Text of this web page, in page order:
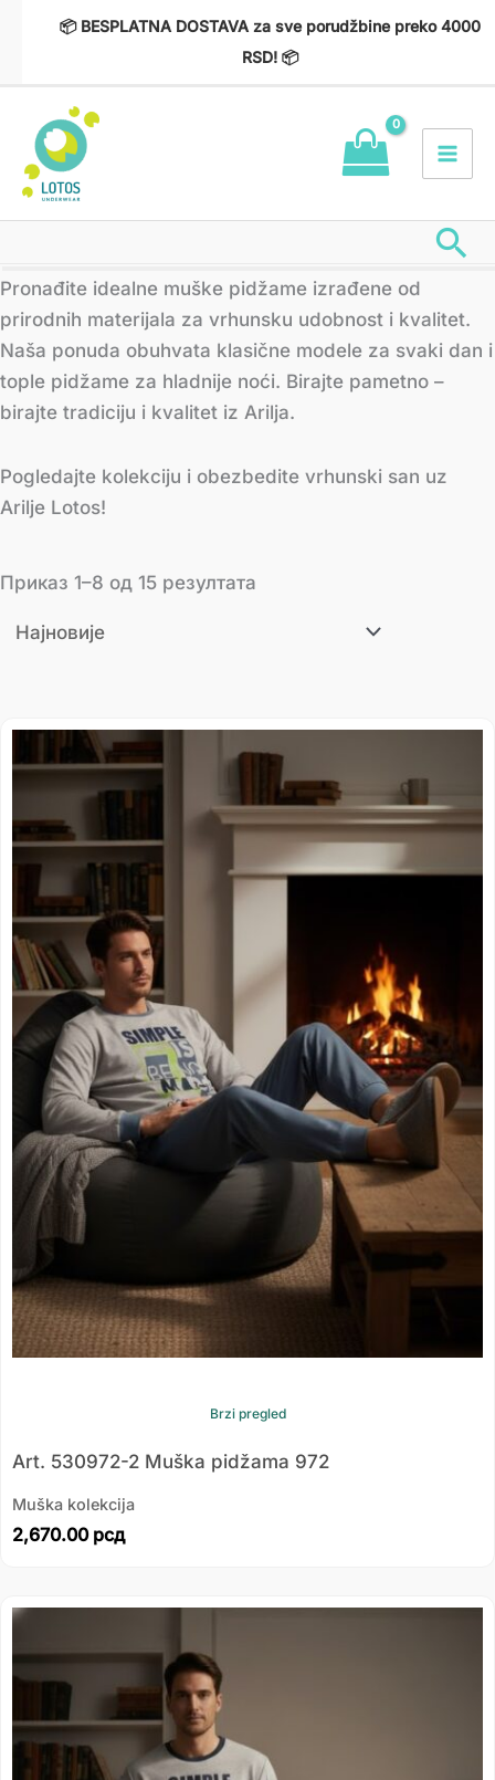
📦 BESPLATNA DOSTAVA za sve porudžbine preko 4000
RSD! 📦
Pronađite idealne muške pidžame izrađene od
prirodnih materijala za vrhunsku udobnost i kvalitet.
Naša ponuda obuhvata klasične modele za svaki dan i
tople pidžame za hladnije noći. Birajte pametno –
birajte tradiciju i kvalitet iz Arilja.
Pogledajte kolekciju i obezbedite vrhunski san uz
Arilje Lotos!
Приказ 1–8 од 15 резултата
Сортирано
по
најновијем
Brzi pregled
Art. 530972-2 Muška pidžama 972
Muška kolekcija
2,670.00 рсд